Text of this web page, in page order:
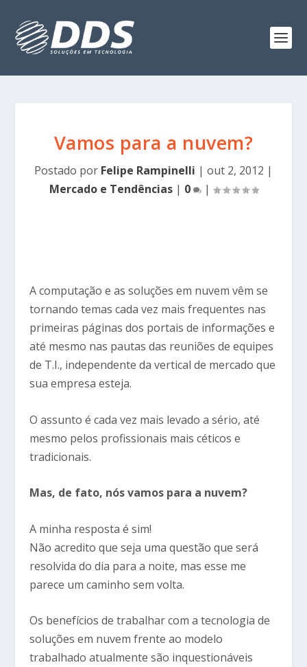
Vamos para a nuvem?
Postado por Felipe Rampinelli | out 2, 2012 |
Mercado e Tendências| 0 |
A computação e as soluções em nuvem vêm se
tornando temas cada vez mais frequentes nas
primeiras páginas dos portais de informações e
até mesmo nas pautas das reuniões de equipes
de T.I., independente da vertical de mercado que
sua empresa esteja.
O assunto é cada vez mais levado a sério, até
mesmo pelos profissionais mais céticos e
tradicionais.
Mas, de fato, nós vamos para a nuvem?
A minha resposta é sim!
Não acredito que seja uma questão que será
resolvida do dia para a noite, mas esse me
parece um caminho sem volta.
Os benefícios de trabalhar com a tecnologia de
soluções em nuvem frente ao modelo
trabalhado atualmente são inquestionáveis